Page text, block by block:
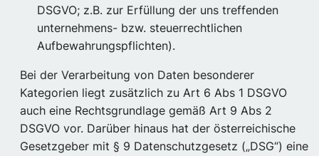
DSGVO; z.B. zur Erfüllung der uns treffenden
unternehmens- bzw. steuerrechtlichen
Aufbewahrungspflichten).
Bei der Verarbeitung von Daten besonderer
Kategorien liegt zusätzlich zu Art 6 Abs 1 DSGVO
auch eine Rechtsgrundlage gemäß Art 9 Abs 2
DSGVO vor. Darüber hinaus hat der österreichische
Gesetzgeber mit § 9 Datenschutzgesetz („DSG“) eine